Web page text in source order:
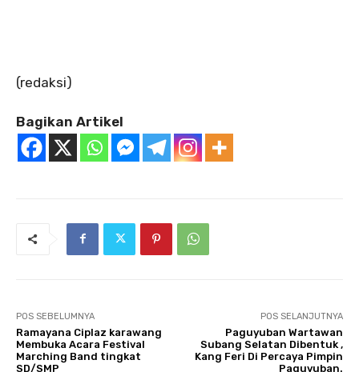
‎(redaksi)
Bagikan Artikel
POS SEBELUMNYA
Ramayana Ciplaz karawang
Membuka Acara Festival
Marching Band tingkat
SD/SMP
POS SELANJUTNYA
Paguyuban Wartawan
Subang Selatan Dibentuk ,
Kang Feri Di Percaya Pimpin
Paguyuban.